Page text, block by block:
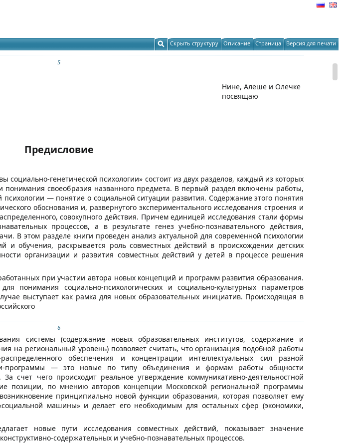
Скрыть структуру Описание Страница Версия для печати
5
Нине, Алеше и Олечке
посвящаю
Предисловие
социально-генетической психологии» состоит из двух разделов, каждый из которых
понимания своеобразия названного предмета. В первый раздел включены работы,
— понятие о социальной ситуации развития. Содержание этого понятия
обоснования и, развернутого экспериментального исследования строения и
совокупного действия. Причем единицей исследования стали формы
процессов, а в результате генез учебно-познавательного действия,
В этом разделе книги проведен анализ актуальной для современной психологии
и обучения, раскрывается роль совместных действий в происхождении детских
организации и развития совместных действий у детей в процессе решения
при участии автора новых концепций и программ развития образования.
понимания социально-психологических и социально-культурных параметров
выступает как рамка для новых образовательных инициатив. Происходящая в
6
системы (содержание новых образовательных институтов, содержание и
на региональный уровень) позволяет считать, что организация подобной работы
обеспечения и концентрации интеллектуальных сил разной
программы — это новые по типу объединения и формам работы общности
За счет чего происходит реальное утверждение коммуникативно-деятельностной
позиции, по мнению авторов концепции Московской региональной программы
принципиально новой функции образования, которая позволяет ему
машины» и делает его необходимым для остальных сфер (экономики,
новые пути исследования совместных действий, показывает значение
содержательных и учебно-познавательных процессов.